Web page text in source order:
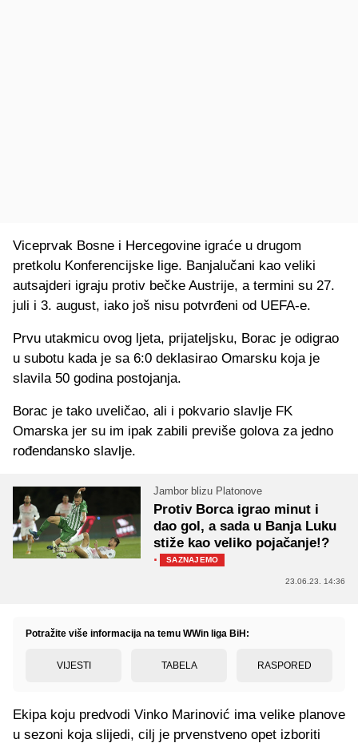
Viceprvak Bosne i Hercegovine igraće u drugom
pretkolu Konferencijske lige. Banjalučani kao veliki
autsajderi igraju protiv bečke Austrije, a termini su 27.
juli i 3. august, iako još nisu potvrđeni od UEFA-e.
Prvu utakmicu ovog ljeta, prijateljsku, Borac je odigrao
u subotu kada je sa 6:0 deklasirao Omarsku koja je
slavila 50 godina postojanja.
Borac je tako uveličao, ali i pokvario slavlje FK
Omarska jer su im ipak zabili previše golova za jedno
rođendansko slavlje.
Jambor blizu Platonove
Protiv Borca igrao minut i
dao gol, a sada u Banja Luku
stiže kao veliko pojačanje!?
· SAZNAJEMO
23.06.23. 14:36
Potražite više informacija na temu WWin liga BiH:
VIJESTI TABELA RASPORED
Ekipa koju predvodi Vinko Marinović ima velike planove
u sezoni koja slijedi, cilj je prvenstveno opet izboriti